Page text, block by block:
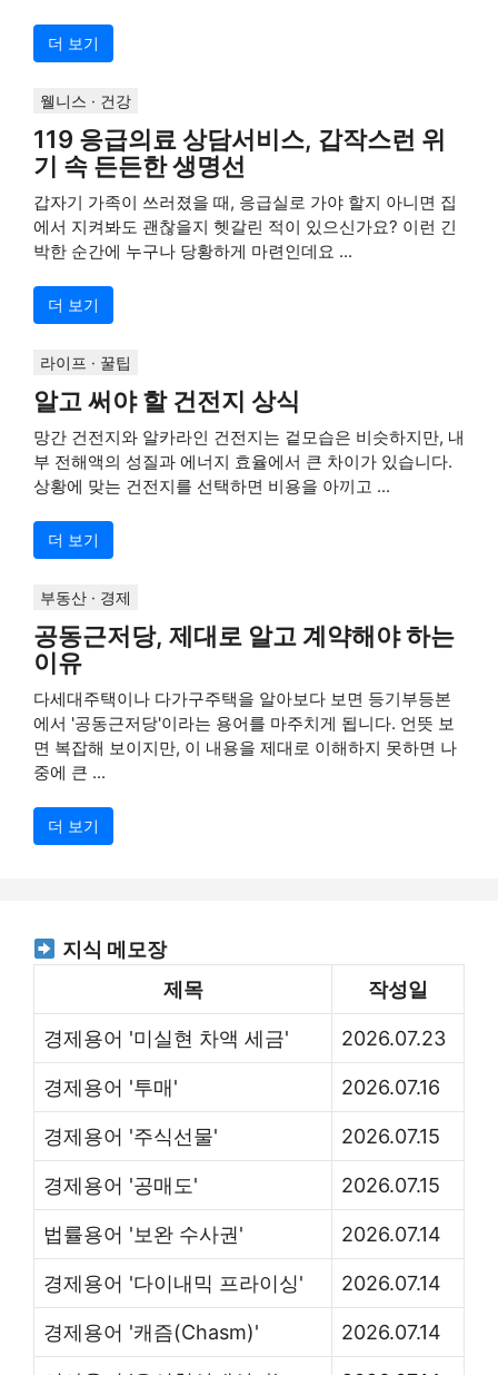
더 보기
웰니스 · 건강
119 응급의료 상담서비스, 갑작스런 위
기 속 든든한 생명선
갑자기 가족이 쓰러졌을 때, 응급실로 가야 할지 아니면 집
에서 지켜봐도 괜찮을지 헷갈린 적이 있으신가요? 이런 긴
박한 순간에 누구나 당황하게 마련인데요 ...
더 보기
라이프 · 꿀팁
알고 써야 할 건전지 상식
망간 건전지와 알카라인 건전지는 겉모습은 비슷하지만, 내
부 전해액의 성질과 에너지 효율에서 큰 차이가 있습니다.
상황에 맞는 건전지를 선택하면 비용을 아끼고 ...
더 보기
부동산 · 경제
공동근저당, 제대로 알고 계약해야 하는
이유
다세대주택이나 다가구주택을 알아보다 보면 등기부등본
에서 '공동근저당'이라는 용어를 마주치게 됩니다. 언뜻 보
면 복잡해 보이지만, 이 내용을 제대로 이해하지 못하면 나
중에 큰 ...
더 보기
지식 메모장
제목
작성일
경제용어 '미실현 차액 세금' 2026.07.23
경제용어 '투매' 2026.07.16
경제용어 '주식선물' 2026.07.15
경제용어 '공매도' 2026.07.15
법률용어 '보완 수사권' 2026.07.14
경제용어 '다이내믹 프라이싱' 2026.07.14
경제용어 '캐즘(Chasm)' 2026.07.14